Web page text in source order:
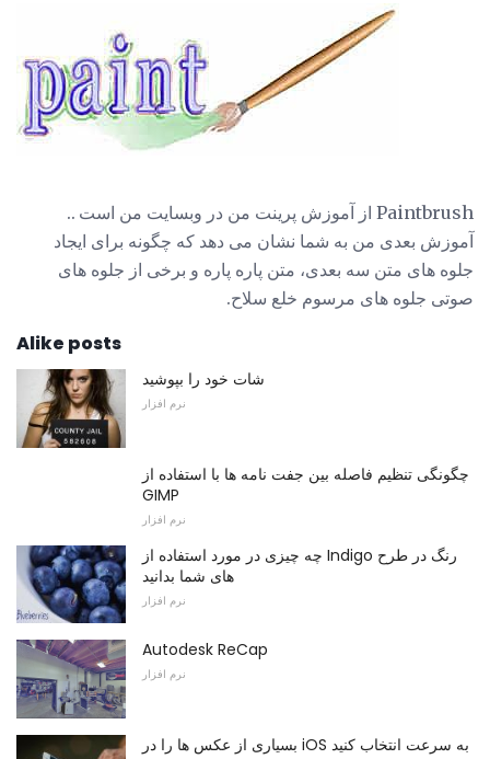
Paintbrush از آموزش پرینت من در وبسایت من است ..
آموزش بعدی من به شما نشان می دهد که چگونه برای ایجاد
جلوه های متن سه بعدی، متن پاره پاره و برخی از جلوه های
صوتی جلوه های مرسوم خلع سلاح.
Alike posts
شات خود را بپوشید
نرم افزار
چگونگی تنظیم فاصله بین جفت نامه ها با استفاده از
GIMP
نرم افزار
چه چیزی در مورد استفاده از Indigo رنگ در طرح
های شما بدانید
نرم افزار
Autodesk ReCap
نرم افزار
بسیاری از عکس ها را در iOS به سرعت انتخاب کنید